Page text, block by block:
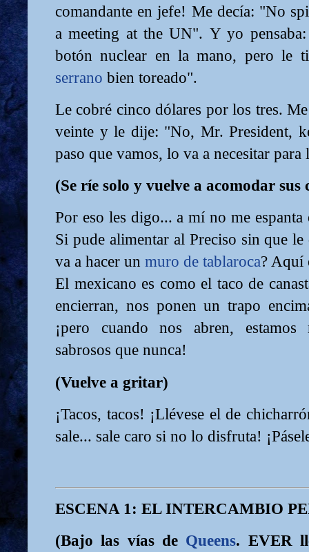
comandante en jefe! Me decía: "No
a meeting at the UN". Y yo
botón nuclear en la mano, pero le
serrano bien toreado".
Le cobré cinco dólares por los tres.
veinte y le dije: "No, Mr. President,
paso que vamos, lo va a necesitar para
(Se ríe solo y vuelve a acomodar sus
Por eso les digo... a mí no me espanta
Si pude alimentar al Preciso sin que le
va a hacer un muro de tablaroca? Aquí
El mexicano es como el taco de
encierran, nos ponen un trapo
¡pero cuando nos abren,
sabrosos que nunca!
(Vuelve a gritar)
¡Tacos, tacos! ¡Llévese el de
sale... sale caro si no lo disfruta!
ESCENA 1: EL INTERCAMBIO
(Bajo las vías de Queens. EVER